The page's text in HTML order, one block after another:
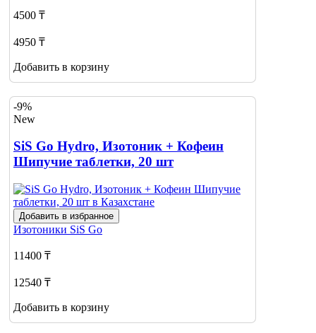
4500 ₸
4950 ₸
Добавить в корзину
-9%
New
SiS Go Hydro, Изотоник + Кофеин
Шипучие таблетки, 20 шт
Добавить в избранное
Изотоники SiS Go
11400 ₸
12540 ₸
Добавить в корзину